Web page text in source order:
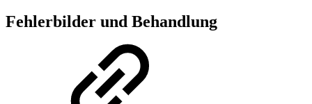
Fehlerbilder und Behandlung